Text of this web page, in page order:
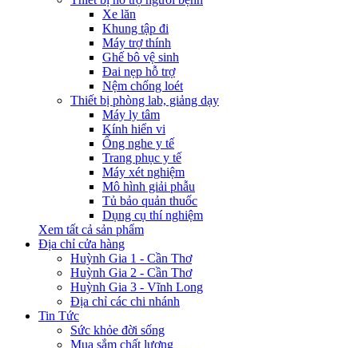
Xe lăn
Khung tập đi
Máy trợ thính
Ghế bô vệ sinh
Đai nẹp hỗ trợ
Nệm chống loét
Thiết bị phòng lab, giảng dạy
Máy ly tâm
Kính hiển vi
Ống nghe y tế
Trang phục y tế
Máy xét nghiệm
Mô hình giải phẫu
Tủ bảo quản thuốc
Dụng cụ thí nghiệm
Xem tất cả sản phẩm
Địa chỉ cửa hàng
Huỳnh Gia 1 - Cần Thơ
Huỳnh Gia 2 - Cần Thơ
Huỳnh Gia 3 - Vĩnh Long
Địa chỉ các chi nhánh
Tin Tức
Sức khỏe đời sống
Mua sắm chất lượng